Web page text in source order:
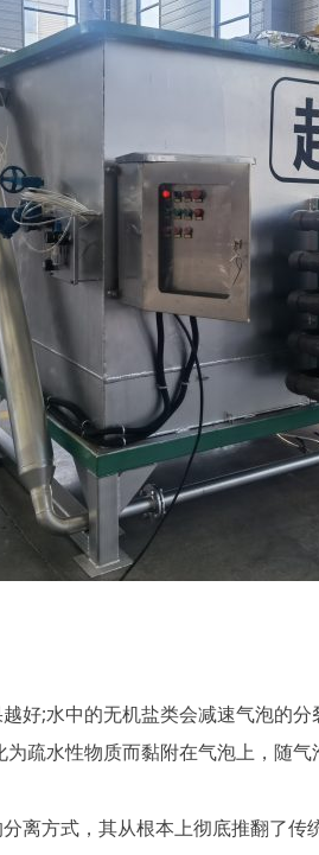
;水中的无机盐类会减速气泡的
疏水性物质而黏附在气泡上，随气
方式，其从根本上彻底推翻了传